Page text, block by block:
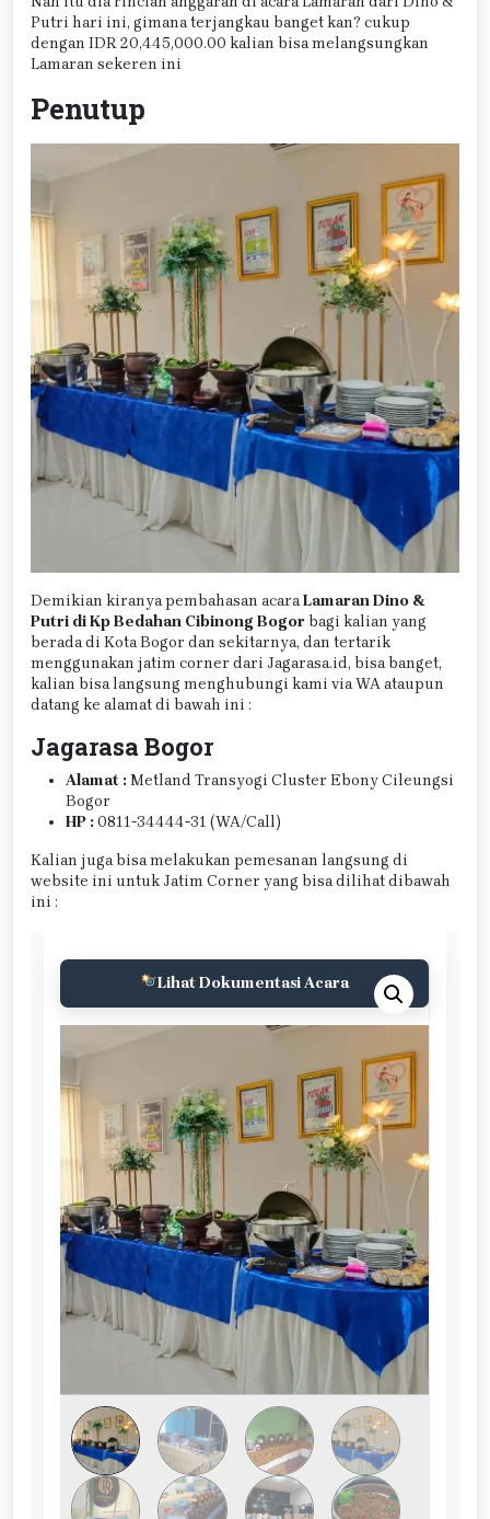
Putri hari ini, gimana terjangkau banget kan? cukup
dengan IDR 20,445,000.00 kalian bisa melangsungkan
Lamaran sekeren ini
Penutup
Demikian kiranya pembahasan acaraLamaran Dino &
Putri di Kp Bedahan Cibinong Bogorbagi kalian yang
berada di Kota Bogor dan sekitarnya, dan tertarik
menggunakan jatim corner dari Jagarasa.id, bisa banget,
kalian bisa langsung menghubungi kami via WA ataupun
datang ke alamat di bawah ini :
Jagarasa Bogor
Alamat :Metland Transyogi Cluster Ebony Cileungsi
Bogor
HP :0811-34444-31 (WA/Call)
Kalian juga bisa melakukan pemesanan langsung di
website ini untuk Jatim Corner yang bisa dilihat dibawah
ini :